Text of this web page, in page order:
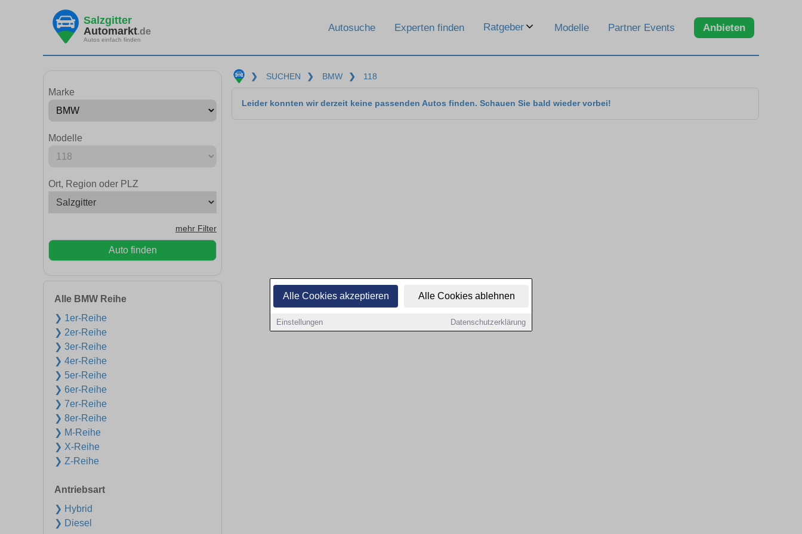
Alle Cookies akzeptieren Alle Cookies ablehnen
Einstellungen Datenschutzerklärung
Salzgitter
Automarkt.de
Autos einfach finden
Autosuche Experten finden Ratgeber Modelle Partner Events Anbieten
Marke
Modelle
Ort, Region oder PLZ
mehr Filter
Auto finden
Alle BMW Reihe
❯ 1er-Reihe
❯ 2er-Reihe
❯ 3er-Reihe
❯ 4er-Reihe
❯ 5er-Reihe
❯ 6er-Reihe
❯ 7er-Reihe
❯ 8er-Reihe
❯ M-Reihe
❯ X-Reihe
❯ Z-Reihe
Antriebsart
❯ Hybrid
❯ Diesel
❯ SUCHEN ❯ BMW ❯ 118
Leider konnten wir derzeit keine passenden Autos finden. Schauen Sie bald wieder vorbei!